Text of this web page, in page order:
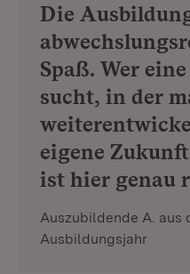
Die
Spaß. Wer
sucht, in der
eigene
ist hier genau
Auszubildende A. aus
Ausbildungsjahr